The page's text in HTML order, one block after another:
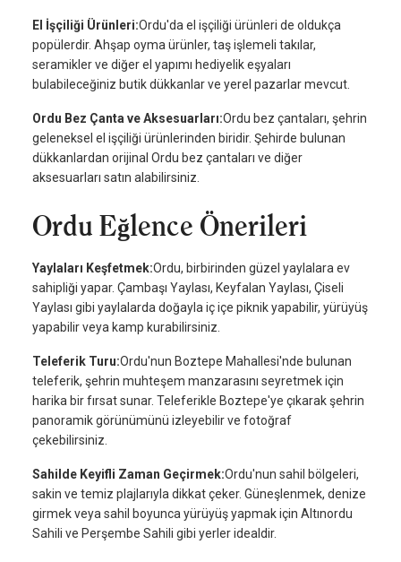
El İşçiliği Ürünleri:Ordu'da el işçiliği ürünleri de oldukça
popülerdir. Ahşap oyma ürünler, taş işlemeli takılar,
seramikler ve diğer el yapımı hediyelik eşyaları
bulabileceğiniz butik dükkanlar ve yerel pazarlar mevcut.
Ordu Bez Çanta ve Aksesuarları:Ordu bez çantaları, şehrin
geleneksel el işçiliği ürünlerinden biridir. Şehirde bulunan
dükkanlardan orijinal Ordu bez çantaları ve diğer
aksesuarları satın alabilirsiniz.
Ordu Eğlence Önerileri
Yaylaları Keşfetmek:Ordu, birbirinden güzel yaylalara ev
sahipliği yapar. Çambaşı Yaylası, Keyfalan Yaylası, Çiseli
Yaylası gibi yaylalarda doğayla iç içe piknik yapabilir, yürüyüş
yapabilir veya kamp kurabilirsiniz.
Teleferik Turu:Ordu'nun Boztepe Mahallesi'nde bulunan
teleferik, şehrin muhteşem manzarasını seyretmek için
harika bir fırsat sunar. Teleferikle Boztepe'ye çıkarak şehrin
panoramik görünümünü izleyebilir ve fotoğraf
çekebilirsiniz.
Sahilde Keyifli Zaman Geçirmek:Ordu'nun sahil bölgeleri,
sakin ve temiz plajlarıyla dikkat çeker. Güneşlenmek, denize
girmek veya sahil boyunca yürüyüş yapmak için Altınordu
Sahili ve Perşembe Sahili gibi yerler idealdir.